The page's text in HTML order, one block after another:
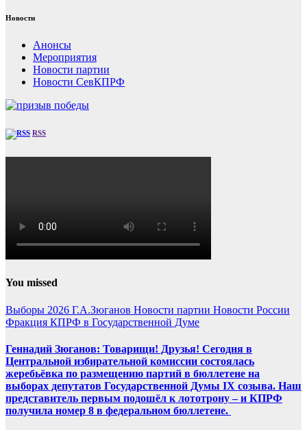
Новости
Анонсы
Мероприятия
Новости партии
Новости СевКПРФ
RSS
You missed
Выборы 2026 Г.А.Зюганов Новости партии Новости России
Фракция КПРФ в Государственной Думе
Геннадий Зюганов: Товарищи! Друзья! Сегодня в
Центральной избирательной комиссии состоялась
жеребьёвка по размещению партий в бюллетене на
выборах депутатов Государственной Думы IX созыва. Наш
представитель первым подошёл к лототрону – и КПРФ
получила номер 8 в федеральном бюллетене.